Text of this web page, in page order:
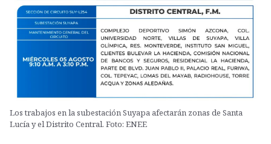
Los trabajos en la subestación Suyapa afectarán zonas de Santa
Lucía y el Distrito Central. Foto: ENEE